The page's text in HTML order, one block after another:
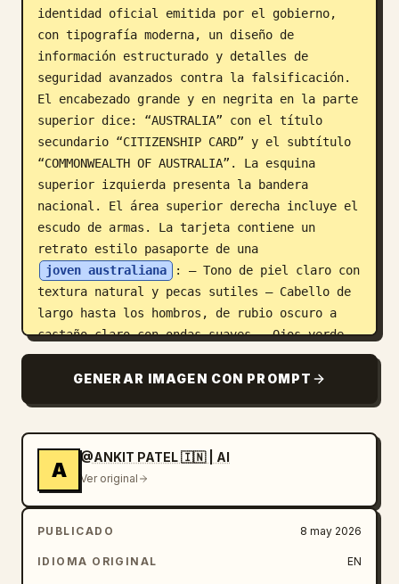
identidad oficial emitida por el gobierno,
con tipografía moderna, un diseño de
información estructurado y detalles de
seguridad avanzados contra la falsificación.
El encabezado grande y en negrita en la parte
superior dice: “AUSTRALIA” con el título
secundario “CITIZENSHIP CARD” y el subtítulo
“COMMONWEALTH OF AUSTRALIA”. La esquina
superior izquierda presenta la bandera
nacional. El área superior derecha incluye el
escudo de armas. La tarjeta contiene un
retrato estilo pasaporte de una
joven australiana
: – Tono de piel claro con
textura natural y pecas sutiles – Cabello de
largo hasta los hombros, de rubio oscuro a
castaño claro con ondas suaves – Ojos verde
avellana, expresión neutra, mirada directa –
Maquillaje mínimo, detalles faciales
Apellido: JOHNSON – Nombres: EMILY GRACE –
Fecha de nacimiento: 24 ENE 1995 – Lugar de
nacimiento: MELBOURNE, VIC – Estado de
ciudadanía: AUSTRALIAN CITIZEN – Número de
15 MAY 2024 – Fecha de caducidad: 15 MAY 2034
GENERAR IMAGEN CON PROMPT
A
@ANKIT PATEL 🇮🇳 | AI
Ver original
PUBLICADO 8 may 2026
IDIOMA ORIGINAL EN